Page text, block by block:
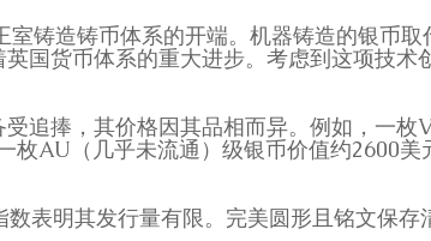
铸造铸币体系的开端。机器铸造的银币取
国货币体系的重大进步。考虑到这项技术
追捧，其价格因其品相而异。例如，一枚
枚AU（几乎未流通）级银币价值约2600
表明其发行量有限。完美圆形且铭文保存